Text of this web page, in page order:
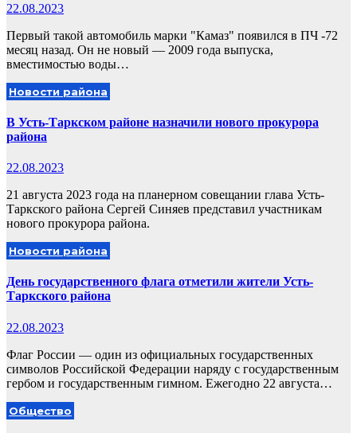
22.08.2023
Первый такой автомобиль марки "Камаз" появился в ПЧ -72
месяц назад. Он не новый — 2009 года выпуска,
вместимостью воды…
Новости района
В Усть-Таркском районе назначили нового прокурора
района
22.08.2023
21 августа 2023 года на планерном совещании глава Усть-
Таркского района Сергей Синяев представил участникам
нового прокурора района.
Новости района
День государственного флага отметили жители Усть-
Таркского района
22.08.2023
Флаг России — один из официальных государственных
символов Российской Федерации наряду с государственным
гербом и государственным гимном. Ежегодно 22 августа…
Общество